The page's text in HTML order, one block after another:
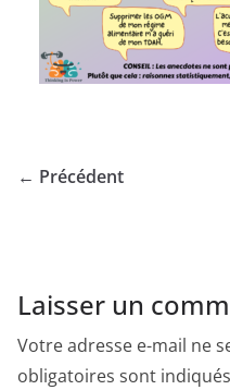
← Précédent
Laisser un
Votre adresse e-mail ne
obligatoires sont